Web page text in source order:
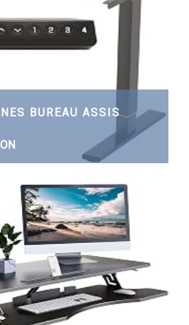
BUREAU ASSIS